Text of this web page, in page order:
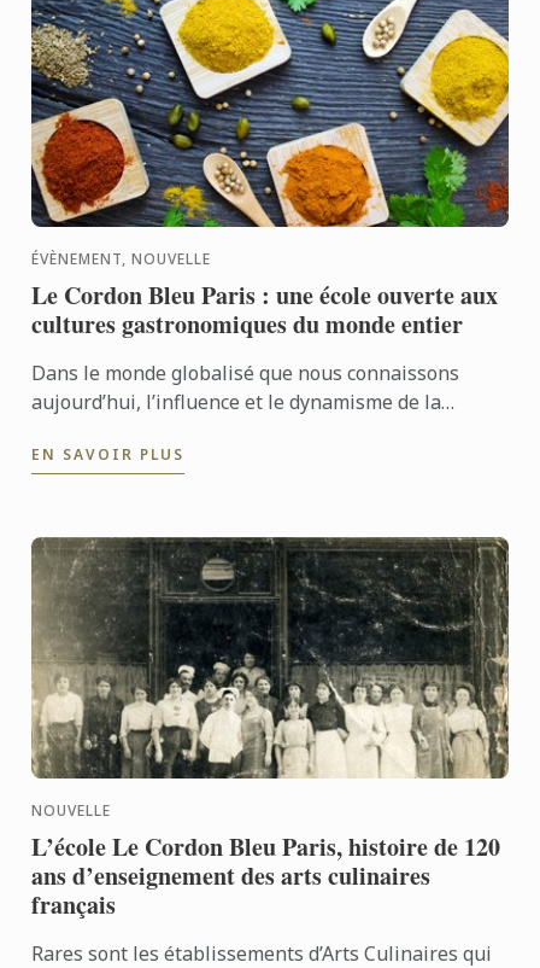
ÉVÈNEMENT, NOUVELLE
Le Cordon Bleu Paris : une école ouverte aux
cultures gastronomiques du monde entier
Dans le monde globalisé que nous connaissons
aujourd’hui, l’influence et le dynamisme de la
Mais dans ce ...
EN SAVOIR PLUS
NOUVELLE
L’école Le Cordon Bleu Paris, histoire de 120
ans d’enseignement des arts culinaires
français
Rares sont les établissements d’Arts Culinaires qui